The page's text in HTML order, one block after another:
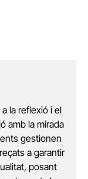
la reflexió i el
amb la mirada
gestionen
a garantir
posant